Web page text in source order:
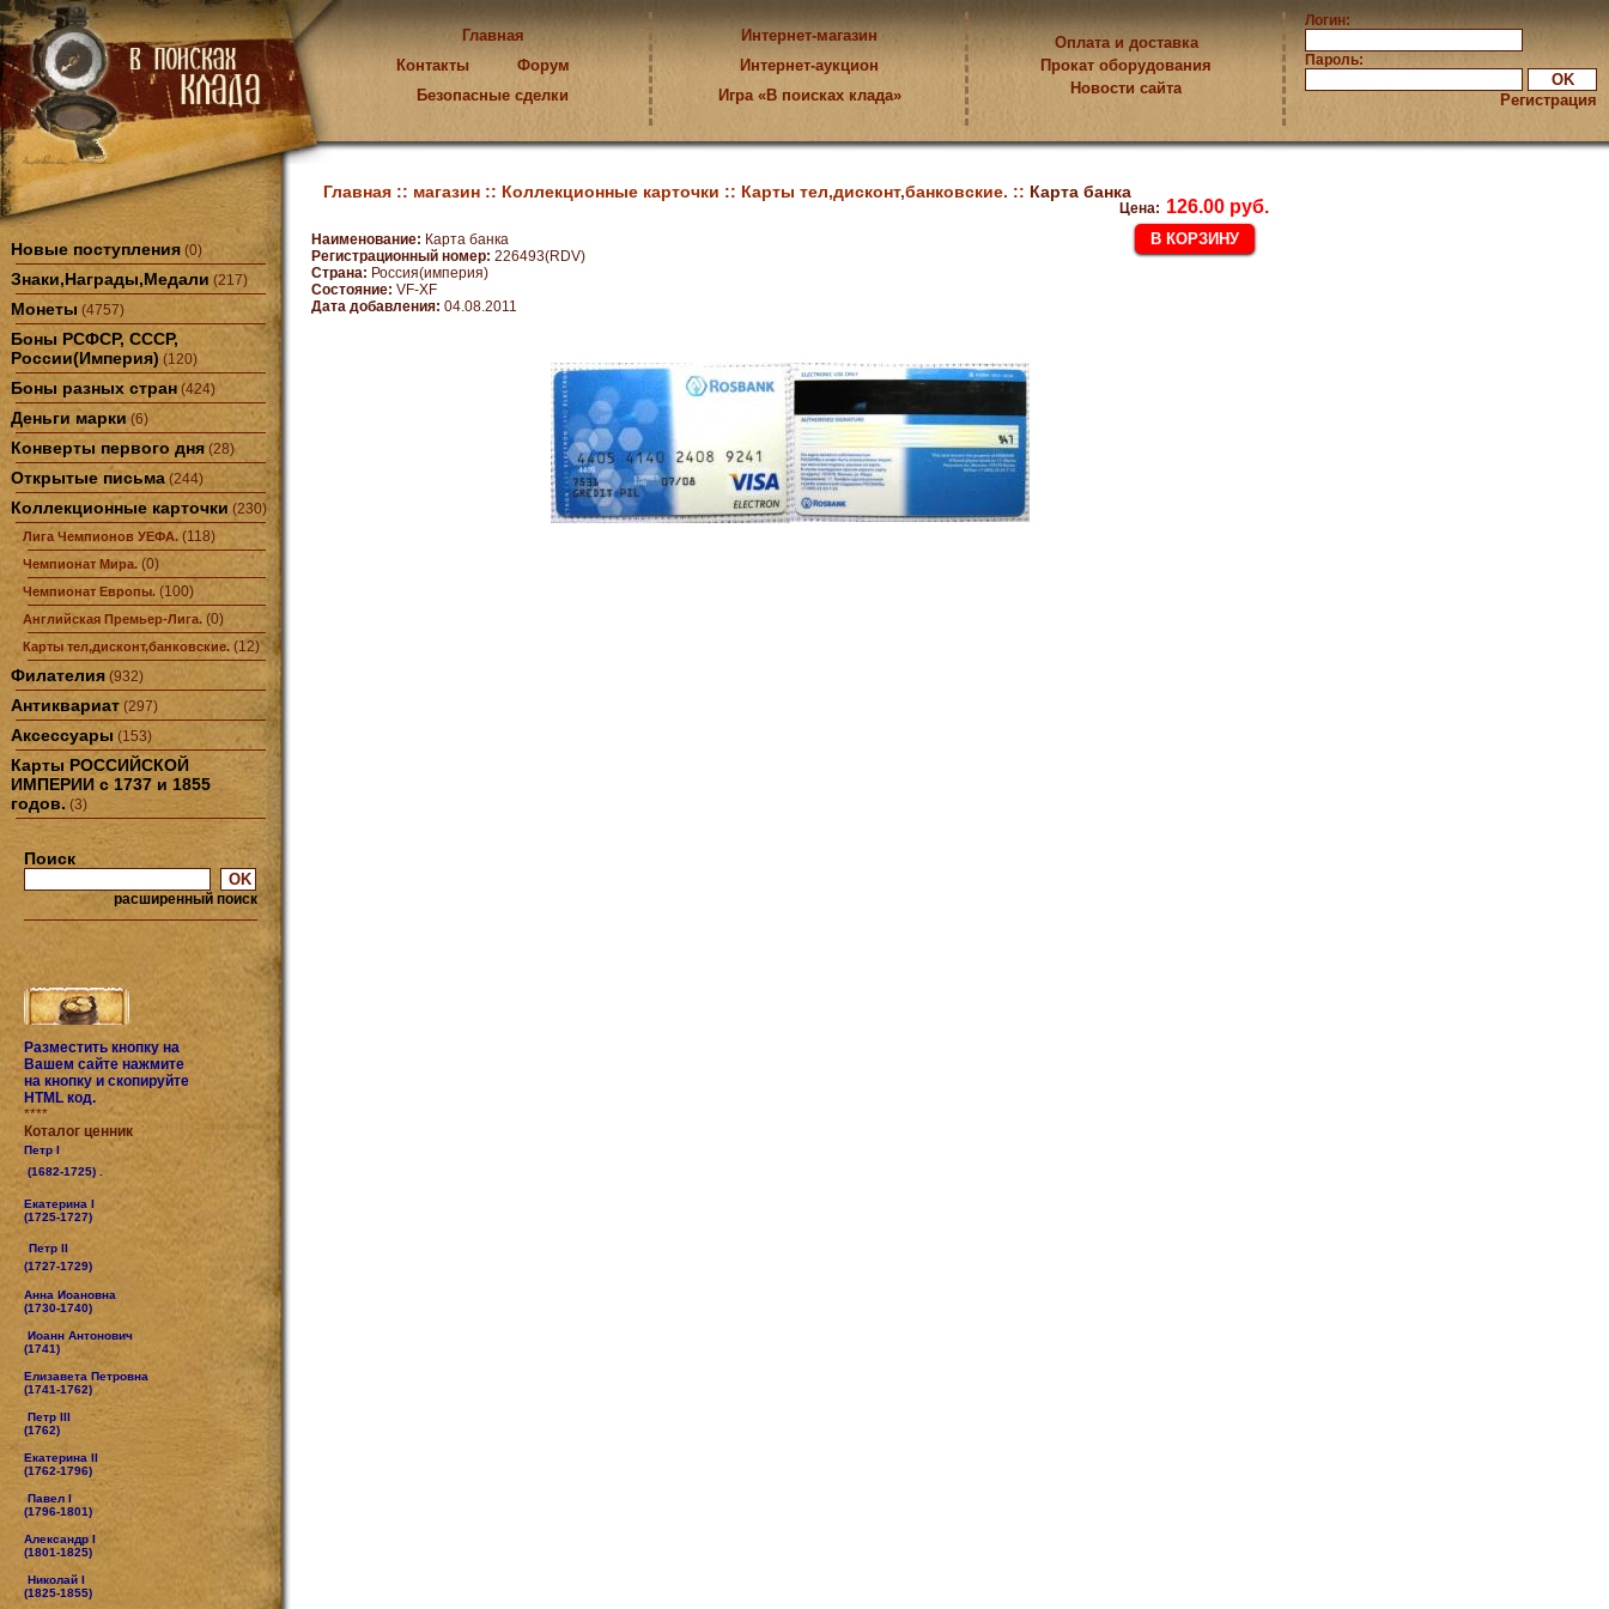
Главная
Контакты
Форум
Безопасные сделки
Интернет-магазин
Интернет-аукцион
Игра «В поисках клада»
Оплата и доставка
Прокат оборудования
Новости сайта
Логин:
Пароль:
Регистрация
Новые поступления (0)
Знаки,Награды,Медали (217)
Монеты (4757)
Боны РСФСР, СССР,
России(Империя) (120)
Боны разных стран (424)
Деньги марки (6)
Конверты первого дня (28)
Открытые письма (244)
Коллекционные карточки (230)
Лига Чемпионов УЕФА. (118)
Чемпионат Мира. (0)
Чемпионат Европы. (100)
Английская Премьер-Лига. (0)
Карты тел,дисконт,банковские. (12)
Филателия (932)
Антиквариат (297)
Аксессуары (153)
Карты РОССИЙСКОЙ
ИМПЕРИИ с 1737 и 1855
годов. (3)
Поиск
расширенный поиск
Разместить кнопку на
Вашем сайте нажмите
на кнопку и скопируйте
HTML код.
****
Коталог ценник
Петр I
(1682-1725) .
Екатерина I
(1725-1727)
Петр II
(1727-1729)
Анна Иоановна
(1730-1740)
Иоанн Антонович
(1741)
Елизавета Петровна
(1741-1762)
Петр III
(1762)
Екатерина II
(1762-1796)
Павел I
(1796-1801)
Александр I
(1801-1825)
Николай I
(1825-1855)
Главная :: магазин :: Коллекционные карточки :: Карты тел,дисконт,банковские. :: Карта банка
Наименование: Карта банка
Регистрационный номер: 226493(RDV)
Страна: Россия(империя)
Состояние: VF-XF
Дата добавления: 04.08.2011
Цена: 126.00 руб.